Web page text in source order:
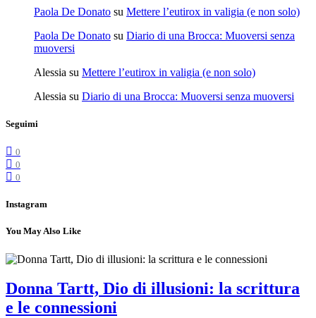
Paola De Donato su Mettere l’eutirox in valigia (e non solo)
Paola De Donato su Diario di una Brocca: Muoversi senza
muoversi
Alessia su Mettere l’eutirox in valigia (e non solo)
Alessia su Diario di una Brocca: Muoversi senza muoversi
Seguimi
0
0
0
Instagram
You May Also Like
Donna Tartt, Dio di illusioni: la scrittura
e le connessioni